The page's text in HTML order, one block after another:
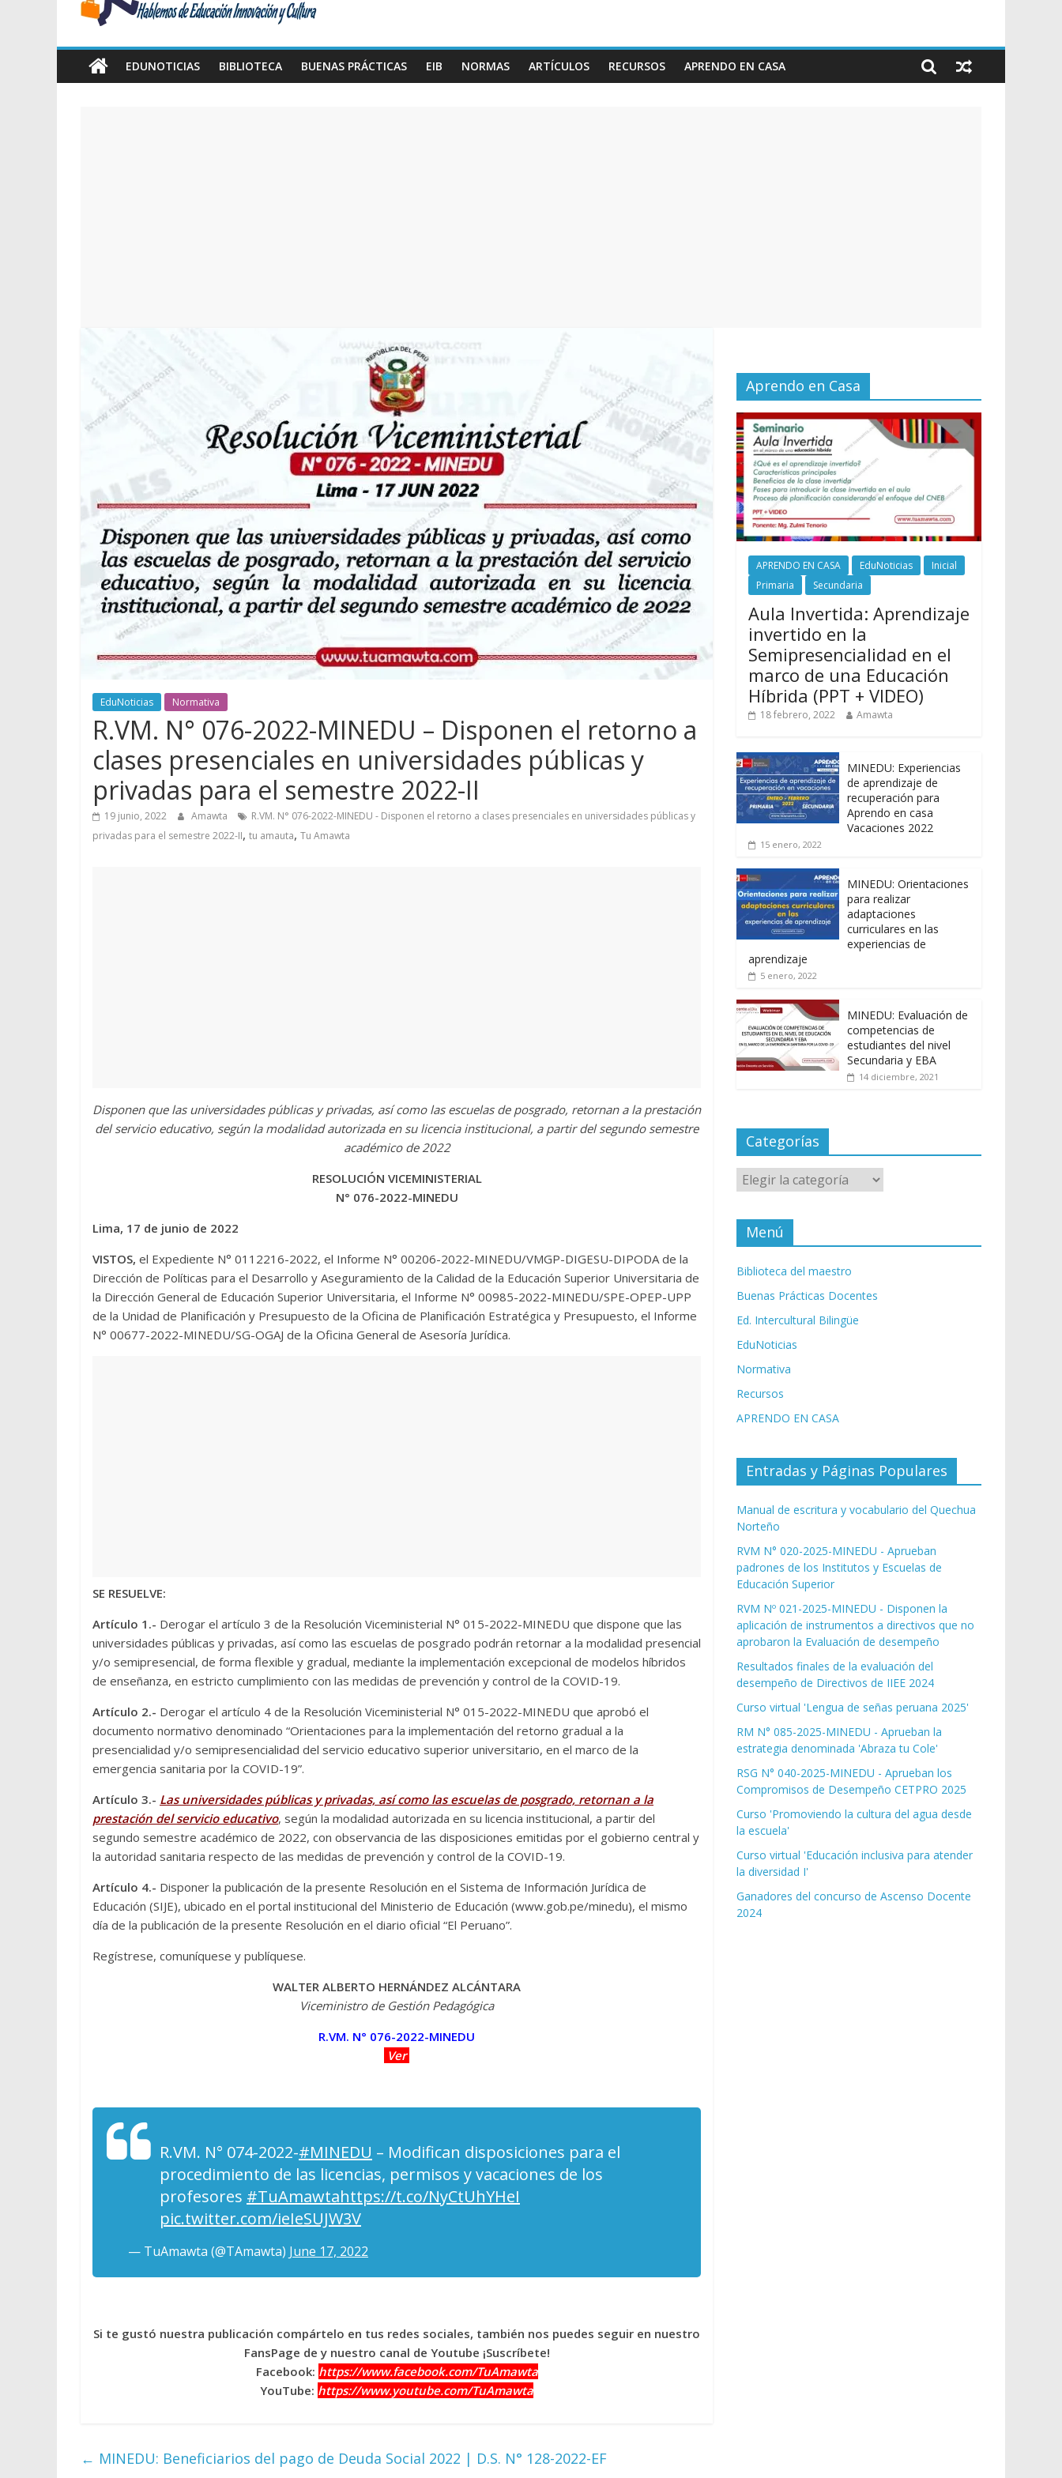
Educación,
EDUNOTICIAS BIBLIOTECA BUENAS PRÁCTICAS EIB NORMAS ARTÍCULOS RECURSOS APRENDO EN CASA
EduNoticias Normativa
R.VM. N° 076-2022-MINEDU – Disponen el retorno a
clases presenciales en universidades públicas y
privadas para el semestre 2022-II
19 junio, 2022 Amawta
R.VM. N° 076-2022-MINEDU - Disponen el retorno a clases presenciales en universidades públicas y
privadas para el semestre 2022-II, tu amauta, Tu Amawta
Disponen que las universidades públicas y privadas, así como las escuelas de posgrado, retornan a la prestación
del servicio educativo, según la modalidad autorizada en su licencia institucional, a partir del segundo semestre
académico de 2022
RESOLUCIÓN VICEMINISTERIAL
N° 076-2022-MINEDU
Lima, 17 de junio de 2022
VISTOS, el Expediente N° 0112216-2022, el Informe N° 00206-2022-MINEDU/VMGP-DIGESU-DIPODA de la
Dirección de Políticas para el Desarrollo y Aseguramiento de la Calidad de la Educación Superior Universitaria de
la Dirección General de Educación Superior Universitaria, el Informe N° 00985-2022-MINEDU/SPE-OPEP-UPP
de la Unidad de Planificación y Presupuesto de la Oficina de Planificación Estratégica y Presupuesto, el Informe
N° 00677-2022-MINEDU/SG-OGAJ de la Oficina General de Asesoría Jurídica.
SE RESUELVE:
Artículo 1.- Derogar el artículo 3 de la Resolución Viceministerial N° 015-2022-MINEDU que dispone que las
universidades públicas y privadas, así como las escuelas de posgrado podrán retornar a la modalidad presencial
y/o semipresencial, de forma flexible y gradual, mediante la implementación excepcional de modelos híbridos
de enseñanza, en estricto cumplimiento con las medidas de prevención y control de la COVID-19.
Artículo 2.- Derogar el artículo 4 de la Resolución Viceministerial N° 015-2022-MINEDU que aprobó el
documento normativo denominado “Orientaciones para la implementación del retorno gradual a la
presencialidad y/o semipresencialidad del servicio educativo superior universitario, en el marco de la
emergencia sanitaria por la COVID-19”.
Artículo 3.- Las universidades públicas y privadas, así como las escuelas de posgrado, retornan a la
prestación del servicio educativo, según la modalidad autorizada en su licencia institucional, a partir del
segundo semestre académico de 2022, con observancia de las disposiciones emitidas por el gobierno central y
la autoridad sanitaria respecto de las medidas de prevención y control de la COVID-19.
Artículo 4.- Disponer la publicación de la presente Resolución en el Sistema de Información Jurídica de
Educación (SIJE), ubicado en el portal institucional del Ministerio de Educación (www.gob.pe/minedu), el mismo
día de la publicación de la presente Resolución en el diario oficial “El Peruano”.
Regístrese, comuníquese y publíquese.
WALTER ALBERTO HERNÁNDEZ ALCÁNTARA
Viceministro de Gestión Pedagógica
R.VM. N° 076-2022-MINEDU
Ver
R.VM. N° 074-2022-#MINEDU – Modifican disposiciones para el
procedimiento de las licencias, permisos y vacaciones de los
profesores #TuAmawtahttps://t.co/NyCtUhYHeI
pic.twitter.com/ieIeSUJW3V
— TuAmawta (@TAmawta) June 17, 2022
Si te gustó nuestra publicación compártelo en tus redes sociales, también nos puedes seguir en nuestro
FansPage de y nuestro canal de Youtube ¡Suscríbete!
Facebook: https://www.facebook.com/TuAmawta
YouTube: https://www.youtube.com/TuAmawta
← MINEDU: Beneficiarios del pago de Deuda Social 2022 | D.S. N° 128-2022-EF
Aprendo en Casa
APRENDO EN CASA EduNoticias
Inicial
Primaria
Secundaria
Aula Invertida: Aprendizaje
invertido en la
Semipresencialidad en el
marco de una Educación
Híbrida (PPT + VIDEO)
18 febrero, 2022 Amawta
MINEDU: Experiencias
de aprendizaje de
recuperación para
Aprendo en casa
Vacaciones 2022
15 enero, 2022
MINEDU: Orientaciones
para realizar
adaptaciones
curriculares en las
experiencias de
aprendizaje
5 enero, 2022
MINEDU: Evaluación de
competencias de
estudiantes del nivel
Secundaria y EBA
14 diciembre, 2021
Categorías
Categorías
Menú
Biblioteca del maestro
Buenas Prácticas Docentes
Ed. Intercultural Bilingüe
EduNoticias
Normativa
Recursos
APRENDO EN CASA
Entradas y Páginas Populares
Manual de escritura y vocabulario del Quechua
Norteño
RVM N° 020-2025-MINEDU - Aprueban
padrones de los Institutos y Escuelas de
Educación Superior
RVM Nº 021-2025-MINEDU - Disponen la
aplicación de instrumentos a directivos que no
aprobaron la Evaluación de desempeño
Resultados finales de la evaluación del
desempeño de Directivos de IIEE 2024
Curso virtual 'Lengua de señas peruana 2025'
RM N° 085-2025-MINEDU - Aprueban la
estrategia denominada 'Abraza tu Cole'
RSG N° 040-2025-MINEDU - Aprueban los
Compromisos de Desempeño CETPRO 2025
Curso 'Promoviendo la cultura del agua desde
la escuela'
Curso virtual 'Educación inclusiva para atender
la diversidad I'
Ganadores del concurso de Ascenso Docente
2024